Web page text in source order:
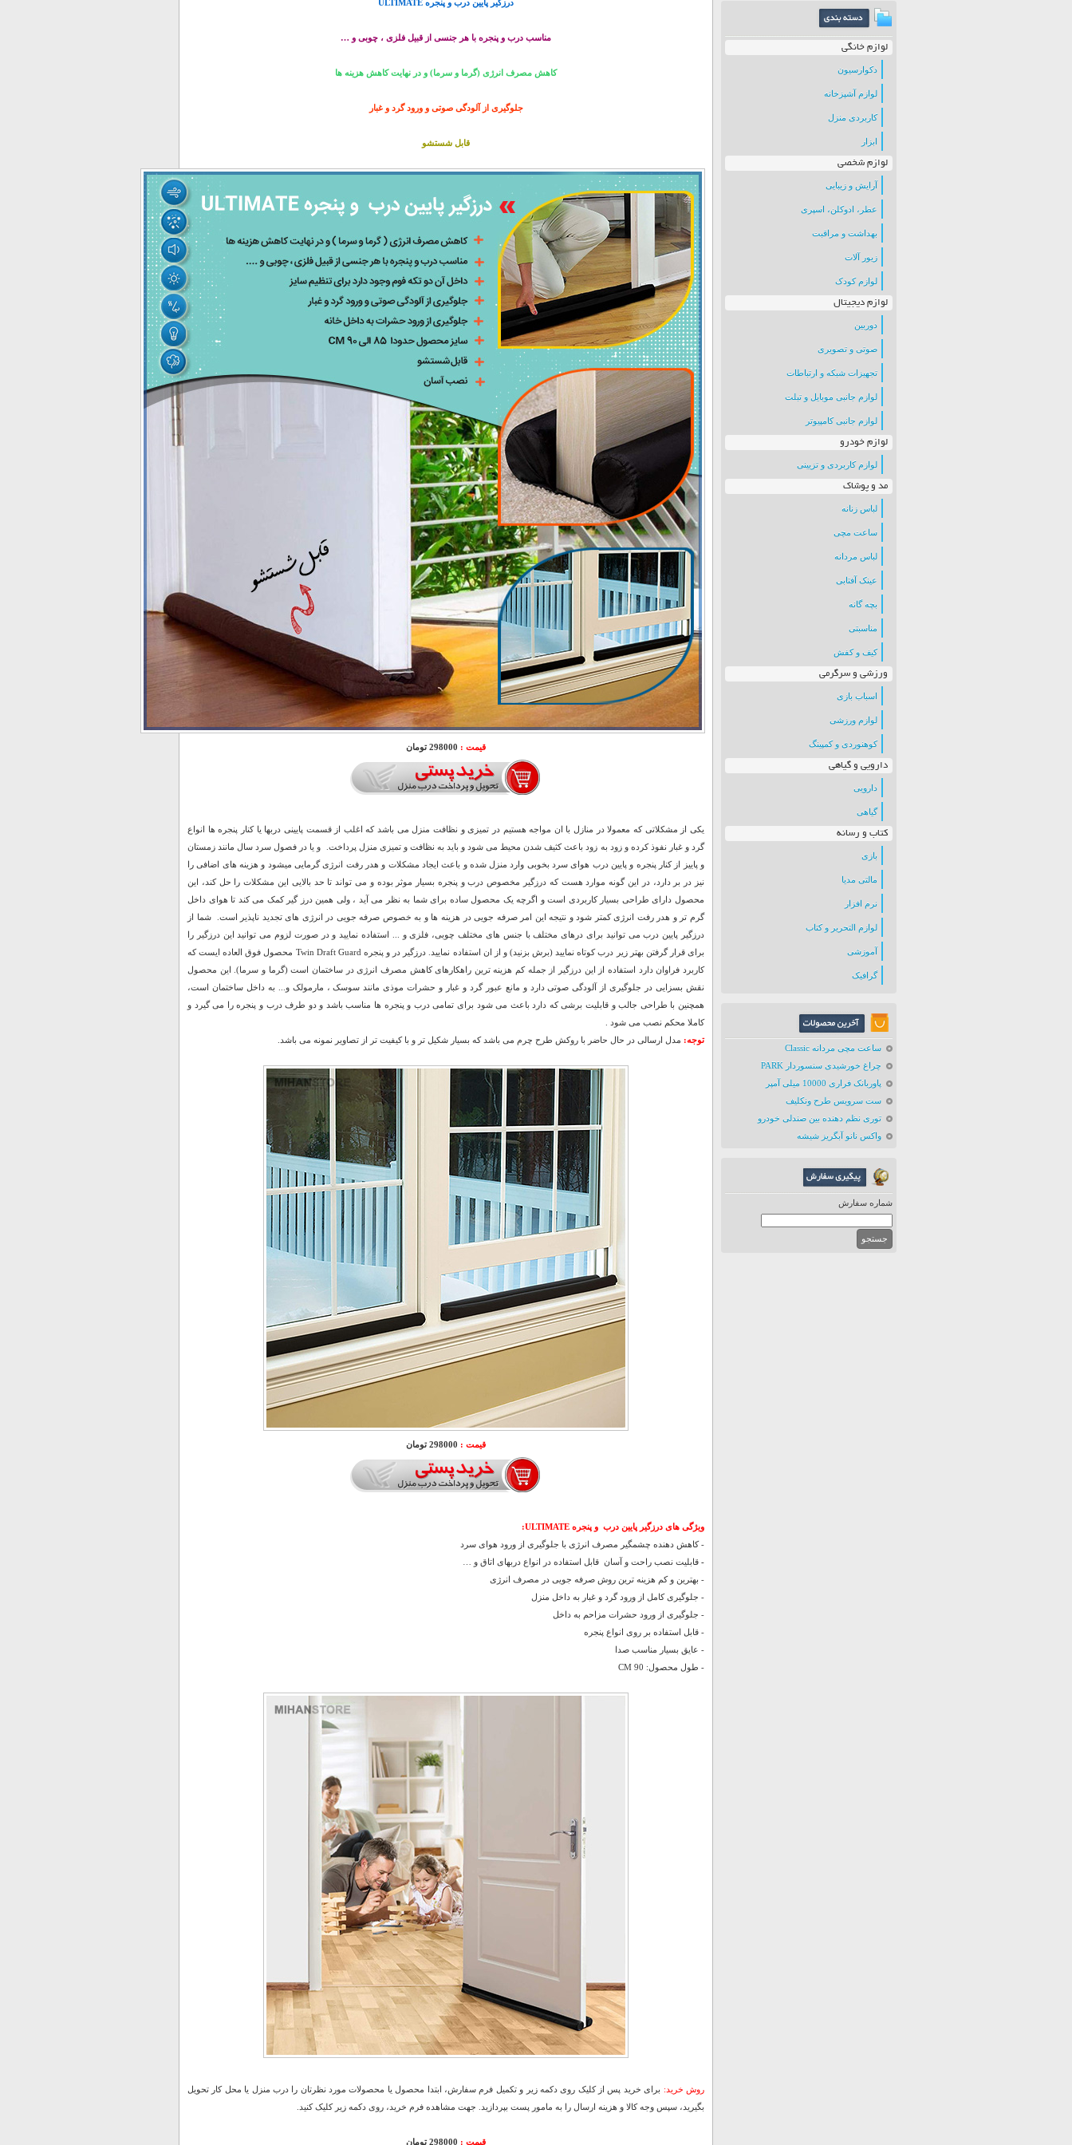
لوازم خانگی
دکوارسیون
لوازم آشپزخانه
کاربردی منزل
ابزار
لوازم شخصی
آرایش و زیبایی
عطر، ادوکلن، اسپری
بهداشت و مراقبت
زیور آلات
لوازم کودک
لوازم دیجیتال
دوربین
صوتی و تصویری
تجهیزات شبکه و ارتباطات
لوازم جانبی موبایل و تبلت
لوازم جانبی کامپیوتر
لوازم خودرو
لوازم کاربردی و تزیینی
مد و پوشاک
لباس زنانه
ساعت مچی
لباس مردانه
عینک آفتابی
بچه گانه
مناسبتی
کیف و کفش
ورزشی و سرگرمی
اسباب بازی
لوازم ورزشی
کوهنوردی و کمپینگ
دارویی و گیاهی
دارویی
گیاهی
کتاب و رسانه
بازی
مالتی مدیا
نرم افزار
لوازم التحریر و کتاب
آموزشی
گرافیک
ساعت مچی مردانه Classic
چراغ خورشیدی سنسوردار PARK
پاوربانک فراری 10000 میلی آمپر
ست سرویس طرح ونکلیف
توری نظم دهنده بین صندلی خودرو
واکس نانو آبگریز شیشه
شماره سفارش
درزگیر پایین درب و پنجره ULTIMATE
مناسب درب و پنجره با هر جنسی از قبیل فلزی ، چوبی و …
کاهش مصرف انرژی (گرما و سرما) و در نهایت کاهش هزینه ها
جلوگیری از آلودگی صوتی و ورود گرد و غبار
قابل شستشو
قیمت : 298000 تومان
یکی از مشکلاتی که معمولا در منازل با ان مواجه هستیم در تمیزی و نظافت منزل می باشد که اغلب از قسمت پایینی دربها یا کنار پنجره ها انواع
گرد و غبار نفوذ کرده و زود به زود باعث کثیف شدن محیط می شود و باید به نظافت و تمیزی منزل پرداخت. و یا در فصول سرد سال مانند زمستان
و پاییز از کنار پنجره و پایین درب هوای سرد بخوبی وارد منزل شده و باعث ایجاد مشکلات و هدر رفت انرژی گرمایی میشود و هزینه های اضافی را
نیز در بر دارد، در این گونه موارد هست که درزگیر مخصوص درب و پنجره بسیار موثر بوده و می تواند تا حد بالایی این مشکلات را حل کند، این
محصول دارای طراحی بسیار کاربردی است و اگرچه یک محصول ساده برای شما به نظر می آید ، ولی همین درز گیر کمک می کند تا هوای داخل
گرم تر و هدر رفت انرژی کمتر شود و نتیجه این امر صرفه جویی در هزینه ها و به خصوص صرفه جویی در انرژی های تجدید ناپذیر است. شما از
درزگیر پایین درب می توانید برای درهای مختلف با جنس های مختلف چوبی، فلزی و ... استفاده نمایید و در صورت لزوم می توانید این درزگیر را
برای قرار گرفتن بهتر زیر درب کوتاه نمایید (برش بزنید) و از ان استفاده نمایید. درزگیر در و پنجره Twin Draft Guard محصول فوق العاده ایست که
کاربرد فراوان دارد استفاده از این درزگیر از جمله کم هزینه ترین راهکارهای کاهش مصرف انرژی در ساختمان است (گرما و سرما). این محصول
نقش بسزایی در جلوگیری از آلودگی صوتی دارد و مانع عبور گرد و غبار و حشرات موذی مانند سوسک ، مارمولک و... به داخل ساختمان است،
همچنین با طراحی جالب و قابلیت برشی که دارد باعث می شود برای تمامی درب و پنجره ها مناسب باشد و دو طرف درب و پنجره را می گیرد و
کاملا محکم نصب می شود .
توجه: مدل ارسالی در حال حاضر با روکش طرح چرم می باشد که بسیار شکیل تر و با کیفیت تر از تصاویر نمونه می باشد.
قیمت : 298000 تومان
ویژگی های درزگیر پایین درب و پنجره ULTIMATE:
- کاهش دهنده چشمگیر مصرف انرژی با جلوگیری از ورود هوای سرد
- قابلیت نصب راحت و آسان قابل استفاده در انواع دربهای اتاق و …
- بهترین و کم هزینه ترین روش صرفه جویی در مصرف انرژی
- جلوگیری کامل از ورود گرد و غبار به داخل منزل
- جلوگیری از ورود حشرات مزاحم به داخل
- قابل استفاده بر روی انواع پنجره
- عایق بسیار مناسب صدا
- طول محصول: 90 CM
روش خرید: برای خرید پس از کلیک روی دکمه زیر و تکمیل فرم سفارش، ابتدا محصول یا محصولات مورد نظرتان را درب منزل یا محل کار تحویل
بگیرید، سپس وجه کالا و هزینه ارسال را به مامور پست بپردازید. جهت مشاهده فرم خرید، روی دکمه زیر کلیک کنید.
قیمت : 298000 تومان